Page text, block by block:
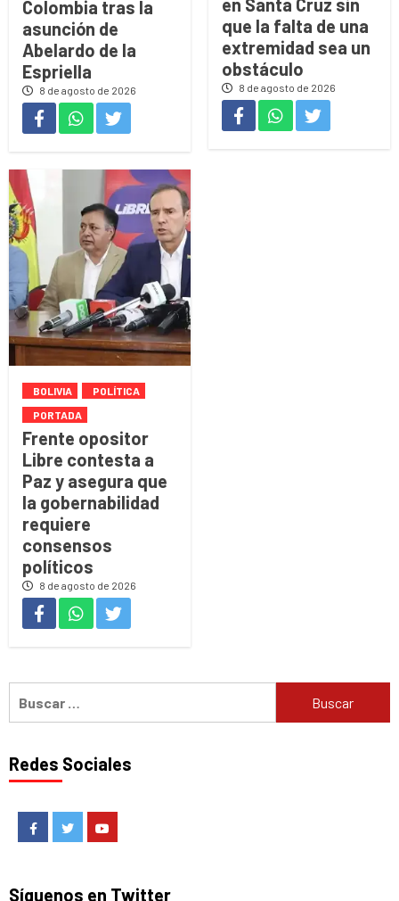
Colombia tras la
asunción de
Abelardo de la
Espriella
8 de agosto de 2026
en Santa Cruz sin
que la falta de una
extremidad sea un
obstáculo
8 de agosto de 2026
BOLIVIA
POLÍTICA
PORTADA
Frente opositor
Libre contesta a
Paz y asegura que
la gobernabilidad
requiere
consensos
políticos
8 de agosto de 2026
Redes Sociales
FacebookTwitter
Síguenos en Twitter